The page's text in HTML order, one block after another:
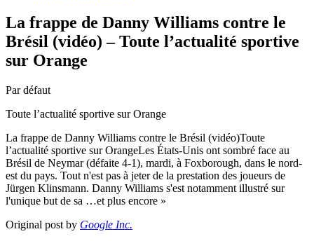
La frappe de Danny Williams contre le
Brésil (vidéo) – Toute l’actualité sportive
sur Orange
Par défaut
Toute l’actualité sportive sur Orange
La frappe de Danny Williams contre le Brésil (vidéo)Toute
l’actualité sportive sur OrangeLes États-Unis ont sombré face au
Brésil de Neymar (défaite 4-1), mardi, à Foxborough, dans le nord-
est du pays. Tout n'est pas à jeter de la prestation des joueurs de
Jürgen Klinsmann. Danny Williams s'est notamment illustré sur
l'unique but de sa …et plus encore »
Original post by Google Inc.